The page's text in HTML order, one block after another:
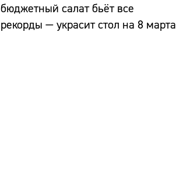
бюджетный салат бьёт все
рекорды — украсит стол на 8 марта